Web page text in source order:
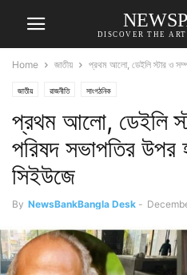
DISCOVER THE
Home জাতীয় প্রথম আলো, ডেইলি স্টার ও
জাতীয় রাজনীতি সাংগঠনিক
প্রথম আলো, ডেইলি
পরিষদ সভাপতির উপর
সিইউজে
By NewsBankBangla Desk -